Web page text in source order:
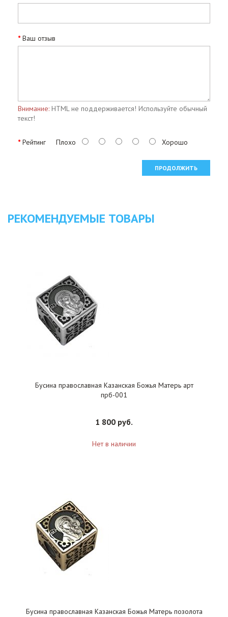
Ваш отзыв
Внимание: HTML не поддерживается! Используйте обычный
текст!
Рейтинг Плохо Хорошо
ПРОДОЛЖИТЬ
РЕКОМЕНДУЕМЫЕ ТОВАРЫ
Бусина православная Казанская Божья Матерь арт
прб-001
1 800 руб.
Нет в наличии
Бусина православная Казанская Божья Матерь позолота